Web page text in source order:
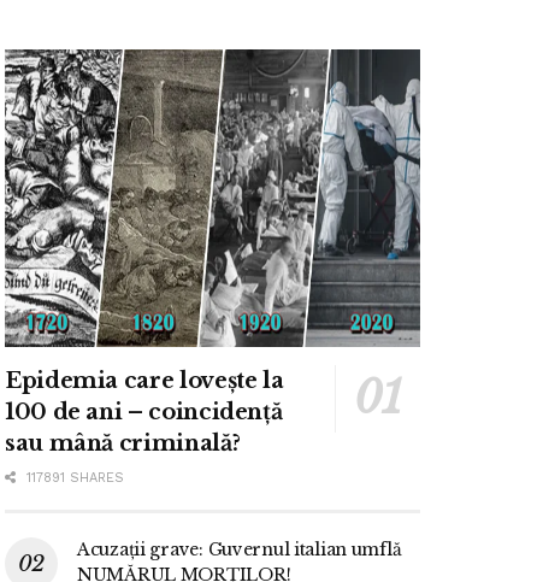
Epidemia care lovește la
100 de ani – coincidență
sau mână criminală?
117891 SHARES
Acuzații grave: Guvernul italian umflă
NUMĂRUL MORȚILOR!